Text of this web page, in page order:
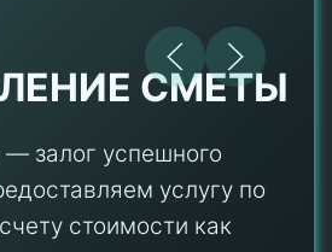
СМЕТЫ
залог успешного
услугу по
стоимости как